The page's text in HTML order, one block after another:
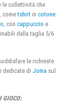
le collettività che
cometshirt in cotone
, con cappuccio e
dalla taglia 5/6
le richieste
dedicate di Joma sul
GIOCO: